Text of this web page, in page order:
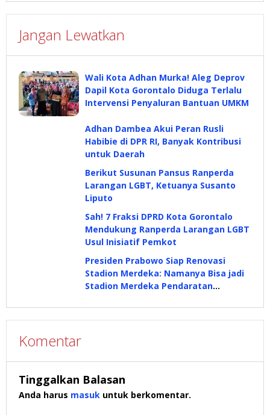
Jangan Lewatkan
Wali Kota Adhan Murka! Aleg Deprov
Dapil Kota Gorontalo Diduga Terlalu
Intervensi Penyaluran Bantuan UMKM
Adhan Dambea Akui Peran Rusli
Habibie di DPR RI, Banyak Kontribusi
untuk Daerah
Berikut Susunan Pansus Ranperda
Larangan LGBT, Ketuanya Susanto
Liputo
Sah! 7 Fraksi DPRD Kota Gorontalo
Mendukung Ranperda Larangan LGBT
Usul Inisiatif Pemkot
Presiden Prabowo Siap Renovasi
Stadion Merdeka: Namanya Bisa jadi
Stadion Merdeka Pendaratan
Komentar
Tinggalkan Balasan
Anda harus masuk untuk berkomentar.